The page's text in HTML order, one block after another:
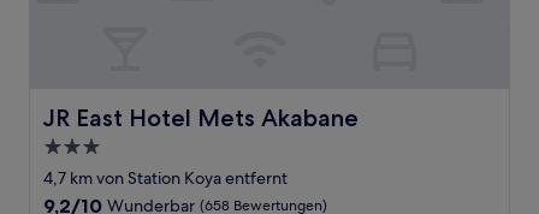
JR East Hotel Mets Akabane
JR East Hotel Mets Akabane
3.0-
Sterne-
Unterkunft
4,7 km von Station Koya entfernt
9.2
9,2/10 Wunderbar (658 Bewertungen)